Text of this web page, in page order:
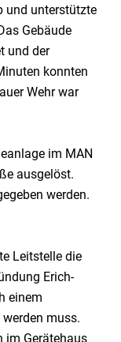
und unterstützte
Gebäude
und der
konnten
Wehr war
im MAN
ausgelöst.
werden.
Leitstelle die
Erich-
einem
muss.
im Gerätehaus